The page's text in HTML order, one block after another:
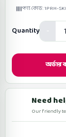
পণ্য কোড: 1PRH-
Quantity
অর্ডার
Need
Our friendly